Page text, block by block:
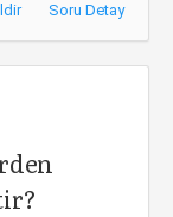
Soru Detay